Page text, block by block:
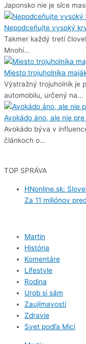
Japonsko nie je síce
Nepodceňujte vysoký
Takmer každý tretí
Mnohí...
Miesto trojuholníka
Výstražný trojuholník je
automobilu, určený na...
Avokádo áno, ale nie
Avokádo býva v
článkoch o...
TOP SPRÁVA
HNonline.sk:
Za 11 miliónov
Martin
História
Komentáre
Lifestyle
Rodina
Urob si sám
Zaujímavosti
Zdravie
Svet podľa Mici